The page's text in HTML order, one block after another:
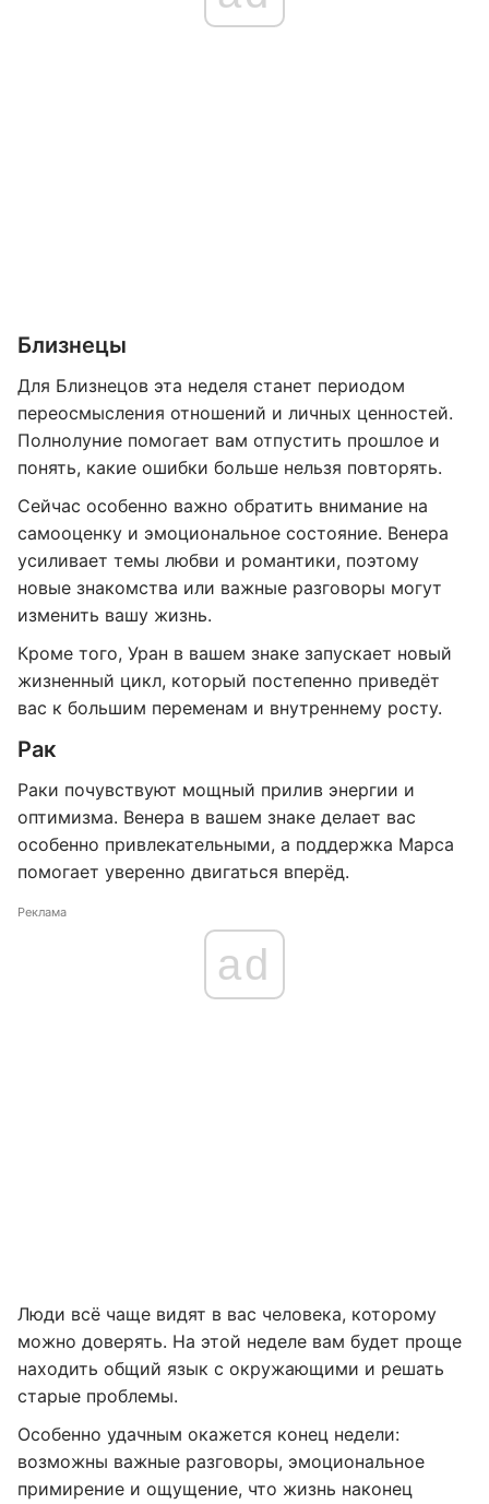
Близнецы
Для Близнецов эта неделя станет периодом
переосмысления отношений и личных ценностей.
Полнолуние помогает вам отпустить прошлое и
понять, какие ошибки больше нельзя повторять.
Сейчас особенно важно обратить внимание на
самооценку и эмоциональное состояние. Венера
усиливает темы любви и романтики, поэтому
новые знакомства или важные разговоры могут
изменить вашу жизнь.
Кроме того, Уран в вашем знаке запускает новый
жизненный цикл, который постепенно приведёт
вас к большим переменам и внутреннему росту.
Рак
Раки почувствуют мощный прилив энергии и
оптимизма. Венера в вашем знаке делает вас
особенно привлекательными, а поддержка Марса
помогает уверенно двигаться вперёд.
Реклама
ad
Люди всё чаще видят в вас человека, которому
можно доверять. На этой неделе вам будет проще
находить общий язык с окружающими и решать
старые проблемы.
Особенно удачным окажется конец недели:
возможны важные разговоры, эмоциональное
примирение и ощущение, что жизнь наконец